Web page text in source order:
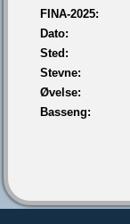
FINA-2025:
Dato:
Sted:
Stevne:
Øvelse:
Basseng: